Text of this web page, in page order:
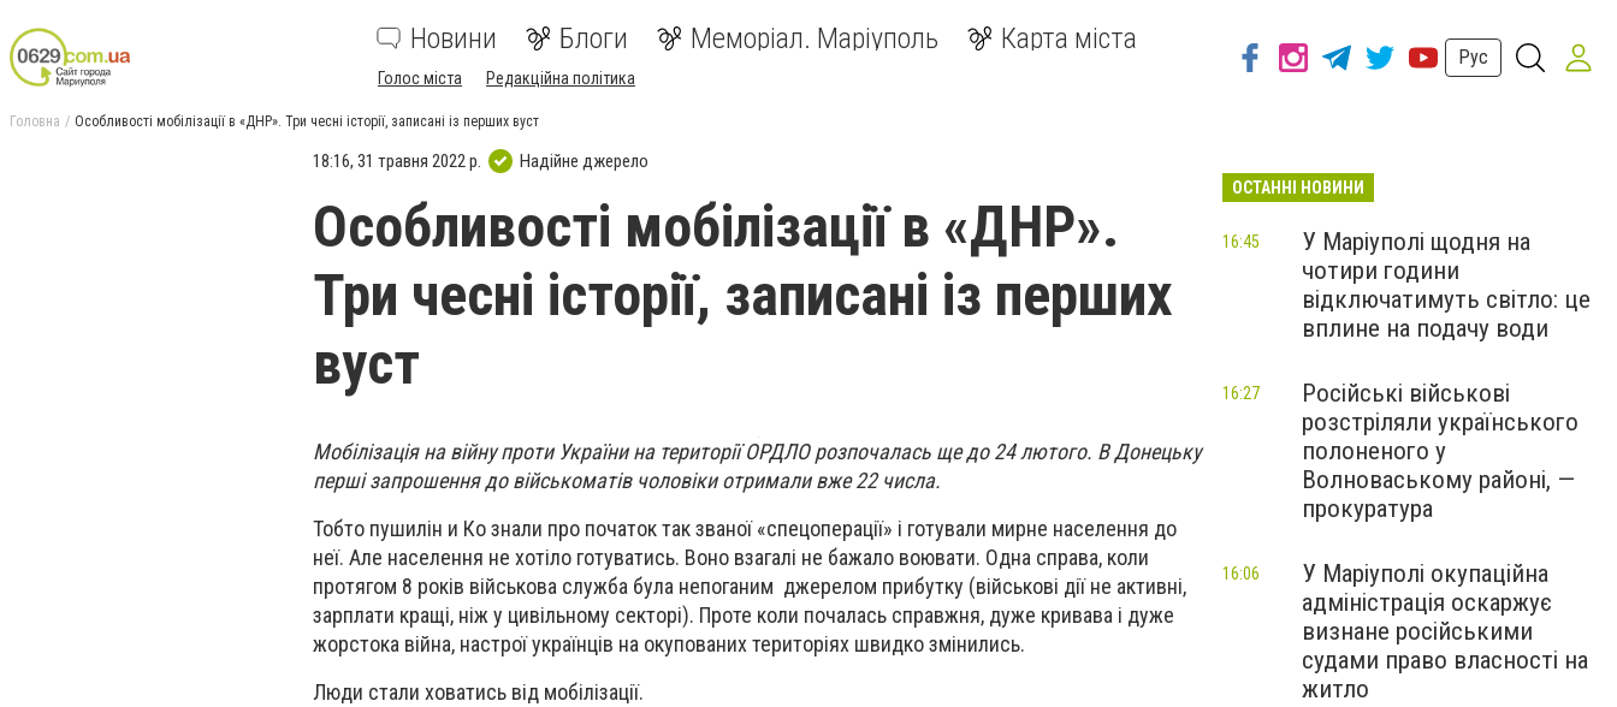
Новини Блоги Меморіал. Маріуполь Карта міста
Голос міста Редакційна політика
Рус
Головна Особливості мобілізації в «ДНР». Три чесні історії, записані із перших вуст
18:16, 31 травня 2022 р. Надійне джерело
Особливості мобілізації в «ДНР».
Три чесні історії, записані із перших
вуст
Мобілізація на війну проти України на території ОРДЛО розпочалась ще до 24 лютого. В Донецьку
перші запрошення до військоматів чоловіки отримали вже 22 числа.
Тобто пушилін и Ко знали про початок так званої «спецоперації» і готували мирне населення до
неї. Але населення не хотіло готуватись. Воно взагалі не бажало воювати. Одна справа, коли
протягом 8 років військова служба була непоганим джерелом прибутку (військові дії не активні,
зарплати кращі, ніж у цивільному секторі). Проте коли почалась справжня, дуже кривава і дуже
жорстока війна, настрої українців на окупованих територіях швидко змінились.
Люди стали ховатись від мобілізації.
ОСТАННІ НОВИНИ
У Маріуполі щодня на
чотири години
відключатимуть світло: це
вплине на подачу води
16:45
Російські військові
розстріляли українського
полоненого у
Волноваському районі, —
прокуратура
16:27
У Маріуполі окупаційна
адміністрація оскаржує
визнане російськими
судами право власності на
житло
16:06